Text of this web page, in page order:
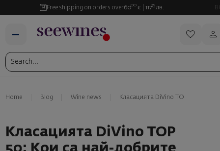
Free shipping on orders over6000 € 11735 лв.
Home Blog Wine news Класацията DiVino TOP 50: Кои
Класацията DiVino TOP